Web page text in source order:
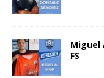
Miguel
FS